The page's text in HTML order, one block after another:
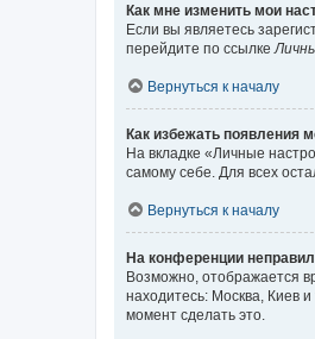
Как мне изменить мои
Если вы являетесь
перейдите по ссылке
Вернуться к началу
Как избежать появления
На вкладке «Личные
самому себе. Для всех
Вернуться к началу
На конференции
Возможно, отображается
находитесь: Москва, Киев
момент сделать это.